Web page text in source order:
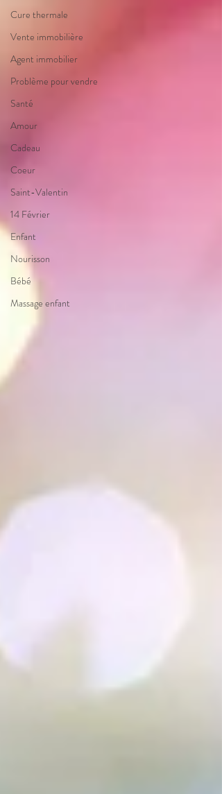
Cure thermale
Vente immobilière
Agent immobilier
Problème pour vendre
Santé
Amour
Cadeau
Coeur
Saint-Valentin
14 Février
Enfant
Nourisson
Bébé
Massage enfant